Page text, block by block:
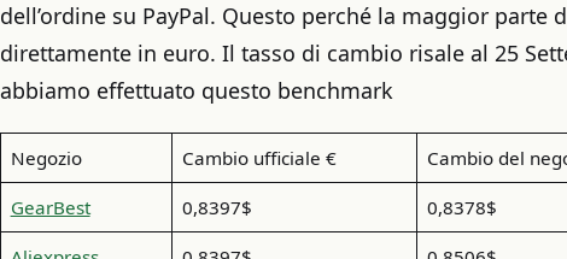
dell’ordine su PayPal. Questo perché la maggior parte
direttamente in euro. Il tasso di cambio risale al 25
abbiamo effettuato questo benchmark
Negozio Cambio ufficiale € Cambio del
GearBest 0,8397$ 0,8378$